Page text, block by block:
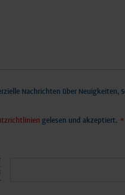
Nachrichten über Neuigkeiten,
gelesen und akzeptiert. *